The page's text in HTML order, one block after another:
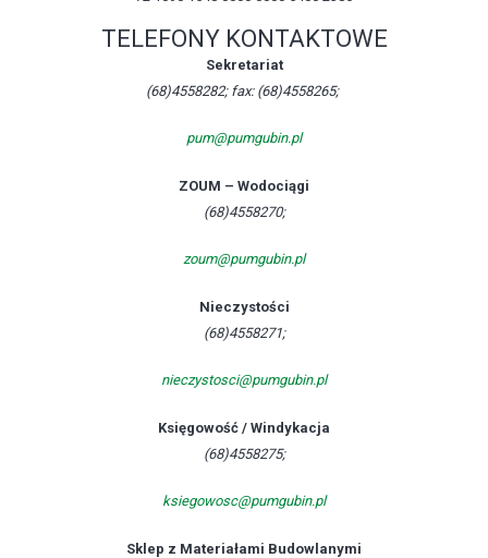
TELEFONY KONTAKTOWE
Sekretariat
(68)4558282; fax: (68)4558265;
pum@pumgubin.pl
ZOUM – Wodociągi
(68)4558270;
zoum@pumgubin.pl
Nieczystości
(68)4558271;
nieczystosci@pumgubin.pl
Księgowość / Windykacja
(68)4558275;
ksiegowosc@pumgubin.pl
Sklep z Materiałami Budowlanymi